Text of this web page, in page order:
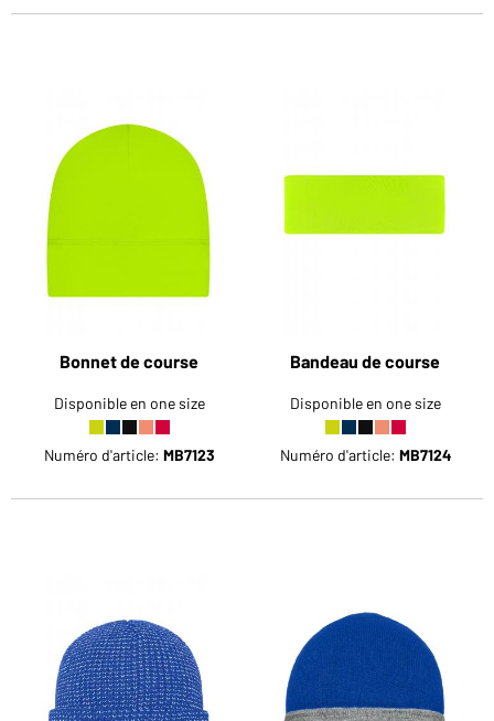
Bonnet de course
Disponible en one size
Numéro d'article: MB7123
Bandeau de course
Disponible en one size
Numéro d'article: MB7124